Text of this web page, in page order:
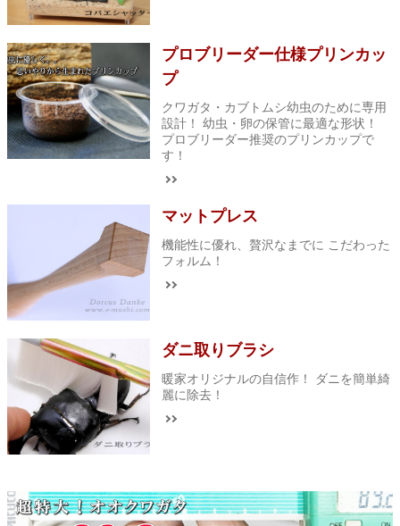
プロブリーダー仕様プリンカッ
プ
クワガタ・カブトムシ幼虫のために専用
設計！ 幼虫・卵の保管に最適な形状！
プロブリーダー推奨のプリンカップで
す！
マットプレス
機能性に優れ、贅沢なまでに こだわった
フォルム！
ダニ取りブラシ
暖家オリジナルの自信作！ ダニを簡単綺
麗に除去！